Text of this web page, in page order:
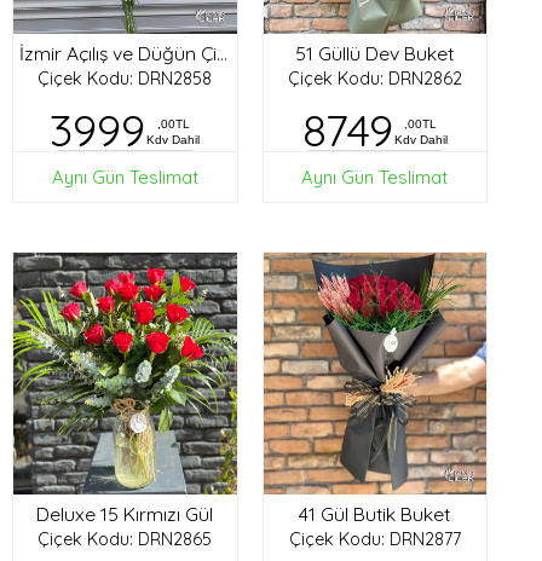
İzmir Açılış ve Düğün Çiçekleri
Çiçek Kodu: DRN2858
3999
,00TL
Kdv Dahil
Aynı Gün Teslimat
51 Güllü Dev Buket
Çiçek Kodu: DRN2862
8749
,00TL
Kdv Dahil
Aynı Gün Teslimat
Deluxe 15 Kırmızı Gül
Çiçek Kodu: DRN2865
41 Gül Butik Buket
Çiçek Kodu: DRN2877